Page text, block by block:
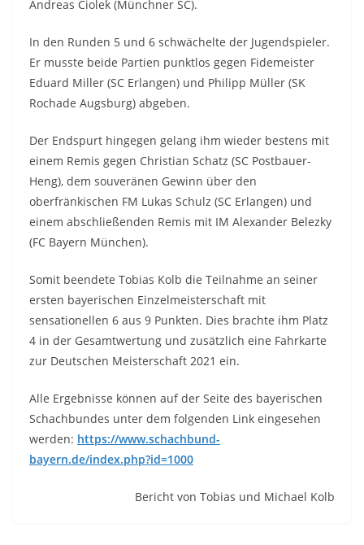
Andreas Ciolek (Münchner SC).
In den Runden 5 und 6 schwächelte der Jugendspieler.
Er musste beide Partien punktlos gegen Fidemeister
Eduard Miller (SC Erlangen) und Philipp Müller (SK
Rochade Augsburg) abgeben.
Der Endspurt hingegen gelang ihm wieder bestens mit
einem Remis gegen Christian Schatz (SC Postbauer-
Heng), dem souveränen Gewinn über den
oberfränkischen FM Lukas Schulz (SC Erlangen) und
einem abschließenden Remis mit IM Alexander Belezky
(FC Bayern München).
Somit beendete Tobias Kolb die Teilnahme an seiner
ersten bayerischen Einzelmeisterschaft mit
sensationellen 6 aus 9 Punkten. Dies brachte ihm Platz
4 in der Gesamtwertung und zusätzlich eine Fahrkarte
zur Deutschen Meisterschaft 2021 ein.
Alle Ergebnisse können auf der Seite des bayerischen
Schachbundes unter dem folgenden Link eingesehen
werden: https://www.schachbund-
bayern.de/index.php?id=1000
Bericht von Tobias und Michael Kolb